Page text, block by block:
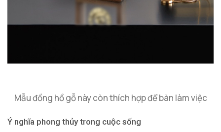
Mẫu đồng hồ gỗ này còn thích hợp để bàn làm việc
Ý nghĩa phong thủy trong cuộc sống